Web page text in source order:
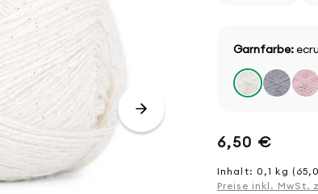
Garnfarbe:
Normaler
Preis
6,50 €
Inhalt: 0,1 kg
Preise inkl. MwSt.